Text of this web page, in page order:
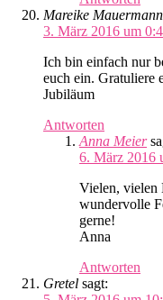
Mareike Mauermann
3. März 2016 um
Ich bin einfach nur
euch ein. Gratuliere
Jubiläum
Antworten
Anna Meier
6. März 2016
Vielen, vielen
wundervolle
gerne!
Anna
Antworten
Gretel sagt: